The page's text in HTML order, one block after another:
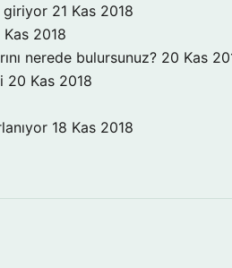
giriyor 21 Kas 2018
Kas 2018
nerede bulursunuz? 20 Kas
20 Kas 2018
18 Kas 2018